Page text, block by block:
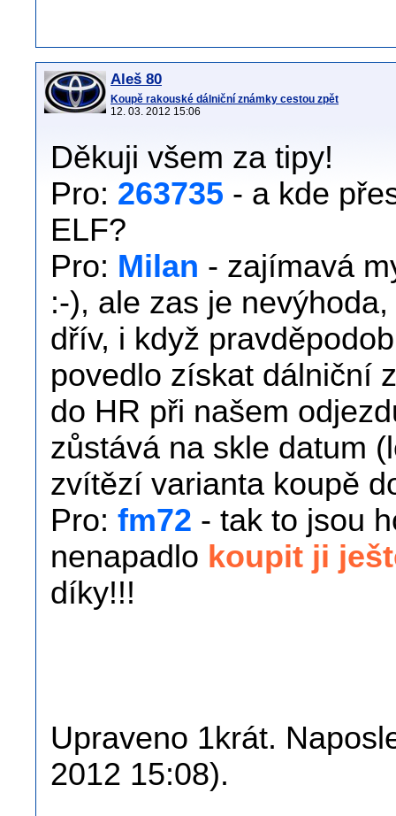
Aleš 80
Koupě rakouské dálniční známky cestou zpět
12. 03. 2012 15:06
Děkuji všem za tipy!
Pro: 263735 - a kde
ELF?
Pro: Milan - zajímavá
:-), ale zas je
dřív, i když
povedlo získat dálniční
do HR při našem
zůstává na skle datum
zvítězí varianta koupě
Pro: fm72 - tak to jsou
nenapadlo koupit ji
díky!!!
Upraveno 1krát.
2012 15:08).